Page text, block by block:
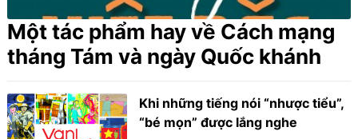
Một tác phẩm hay về Cách mạng
tháng Tám và ngày Quốc khánh
Khi những tiếng nói “nhược tiểu”,
“bé mọn” được lắng nghe